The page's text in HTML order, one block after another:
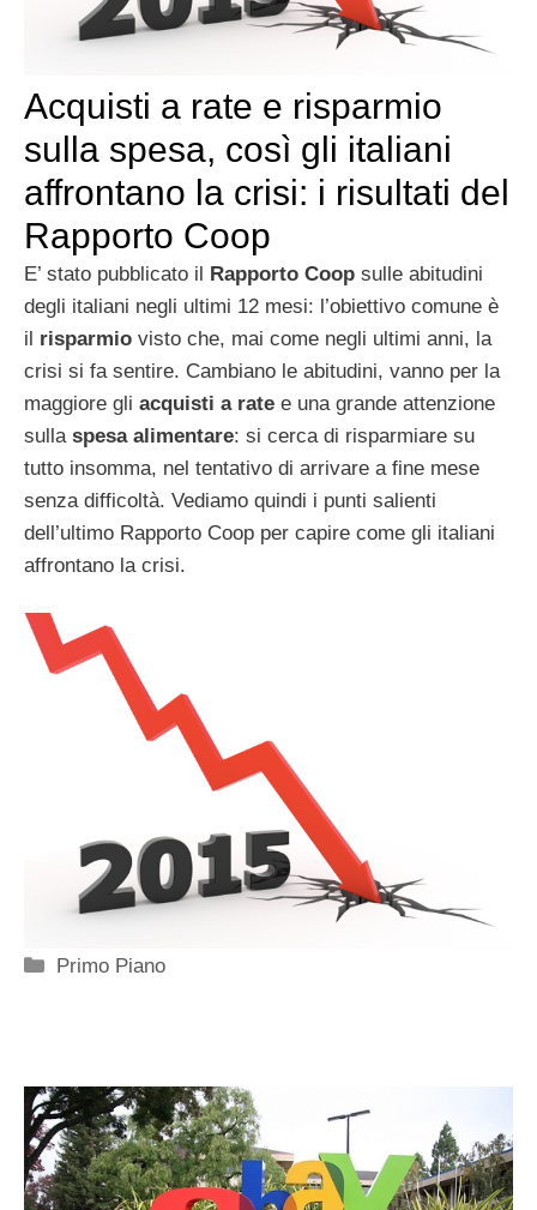
Acquisti a rate e risparmio
sulla spesa, così gli italiani
affrontano la crisi: i risultati del
Rapporto Coop
E’ stato pubblicato il Rapporto Coop sulle abitudini
degli italiani negli ultimi 12 mesi: l’obiettivo comune è
il risparmio visto che, mai come negli ultimi anni, la
crisi si fa sentire. Cambiano le abitudini, vanno per la
maggiore gli acquisti a rate e una grande attenzione
sullaspesa alimentare: si cerca di risparmiare su
tutto insomma, nel tentativo di arrivare a fine mese
senza difficoltà. Vediamo quindi i punti salienti
dell’ultimo Rapporto Coop per capire come gli italiani
affrontano la crisi.
Categorie
Primo Piano